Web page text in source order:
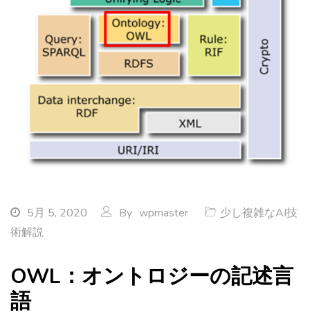
5月 5, 2020 By wpmaster
少し複雑なAI技
術解説
OWL：オントロジーの記述言
語